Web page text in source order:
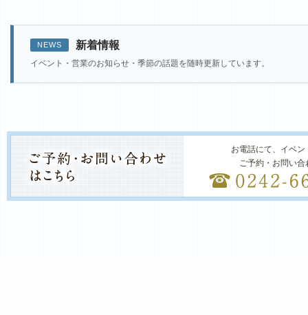
NEWS 新着情報
イベント・営業のお知らせ・季節の話題を随時更新しています。
お電話にて、イベ
ご予約・お問い